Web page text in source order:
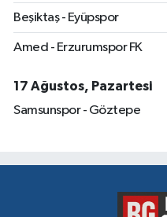
Beşiktaş - Eyüpspor
Amed - Erzurumspor FK
17 Ağustos, Pazartesi
Samsunspor - Göztepe